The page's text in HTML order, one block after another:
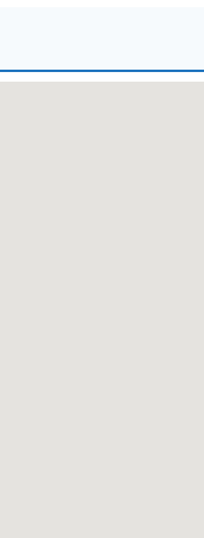
防寒対策も忘れずに行い